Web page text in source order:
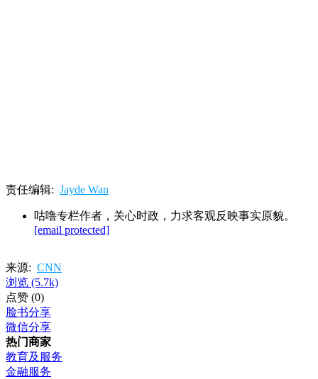
责任编辑: Jayde Wan
咕噜专栏作者，关心时政，力求客观反映事实原貌。
[email protected]
来源: CNN
浏览 (5.7k)
点赞 (0)
脸书分享
微信分享
热门商家
教育及服务
金融服务